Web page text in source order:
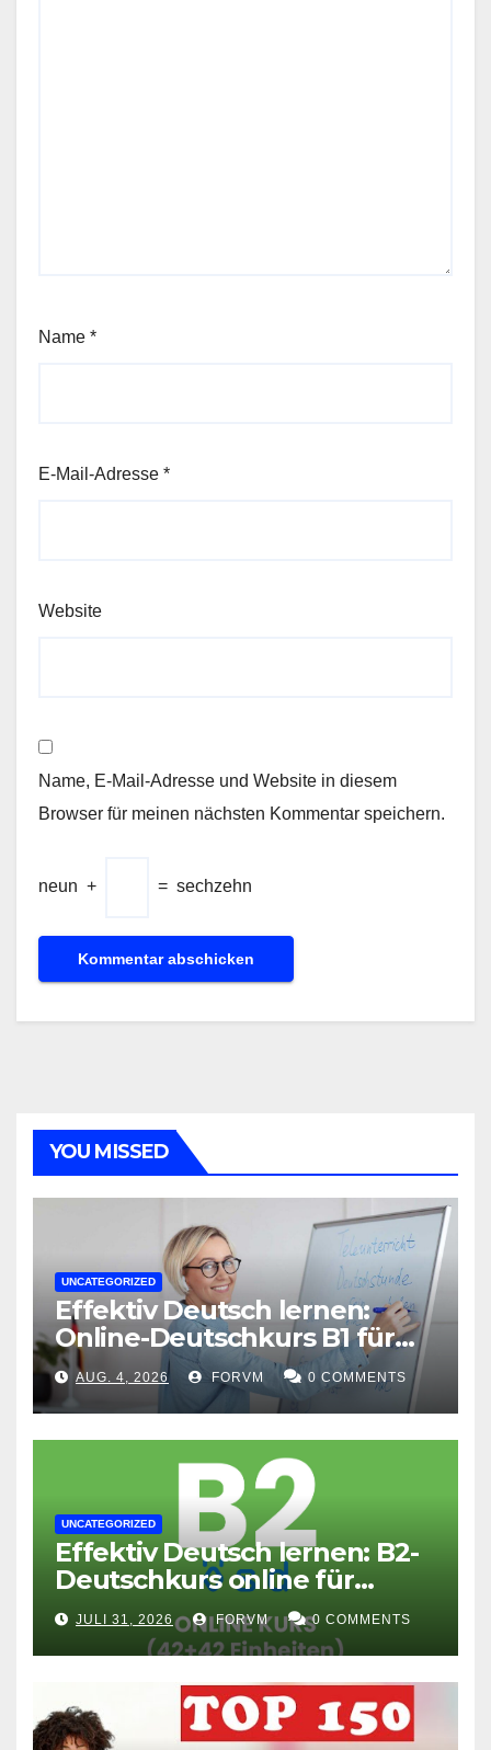
Name *
E-Mail-Adresse *
Website
Name, E-Mail-Adresse und Website in diesem
Browser für meinen nächsten Kommentar speichern.
neun + = sechzehn
YOU MISSED
UNCATEGORIZED
Effektiv Deutsch lernen:
Online-Deutschkurs B1 für
flexible Lernerfolge
AUG. 4, 2026 FORVM 0 COMMENTS
UNCATEGORIZED
Effektiv Deutsch lernen: B2-
Deutschkurs online für
Fortgeschrittene
JULI 31, 2026 FORVM 0 COMMENTS